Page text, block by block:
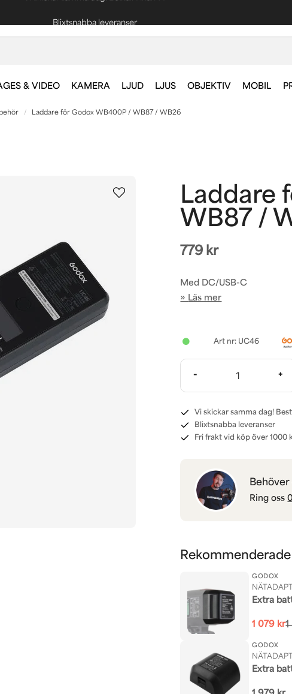
& VIDEO KAMERA LJUD LJUS OBJEKTIV MOBIL
Laddare för Godox WB400P / WB87 / WB26
Laddare
WB87 /
779 kr
Med DC/USB-C
Läs mer
UC46
- +
Vi skickar samma dag!
Blixtsnabba leveranser
Fri frakt vid köp över 1000
Ring oss
GODOX
Extra
1 079 kr
GODOX
Extra